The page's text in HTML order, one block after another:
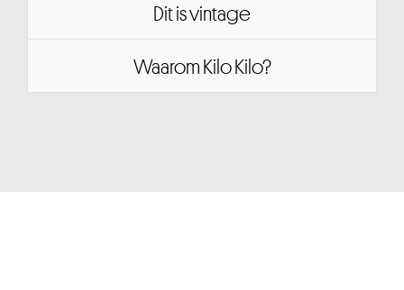
Dit is vintage
Waarom Kilo Kilo?